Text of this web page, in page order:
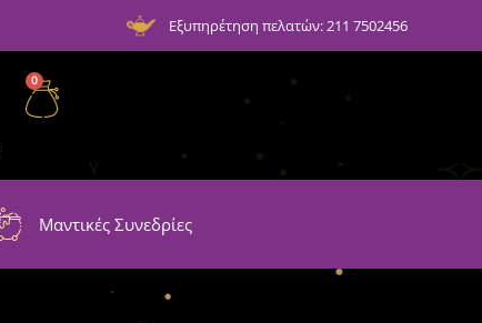
Εξυπηρέτηση πελατών: 211 7502456
0
Μαντικές Συνεδρίες